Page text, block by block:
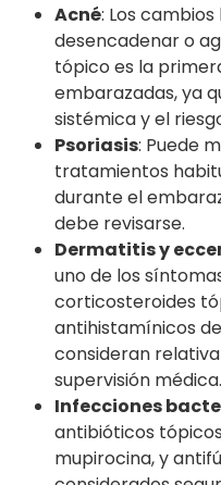
Acné: Los
desencadenar o
tópico es la
embarazadas, ya
sistémica y el
Psoriasis: Puede
tratamientos
durante el
debe revisarse.
Dermatitis y
uno de los
corticosteroides
antihistamínicos
consideran
supervisión médica.
Infecciones
antibióticos
mupirocina, y